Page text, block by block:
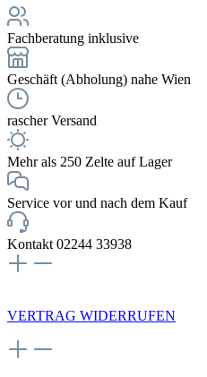
Fachberatung inklusive
Geschäft (Abholung) nahe Wien
rascher Versand
Mehr als 250 Zelte auf Lager
Service vor und nach dem Kauf
Kontakt 02244 33938
VERTRAG WIDERRUFEN